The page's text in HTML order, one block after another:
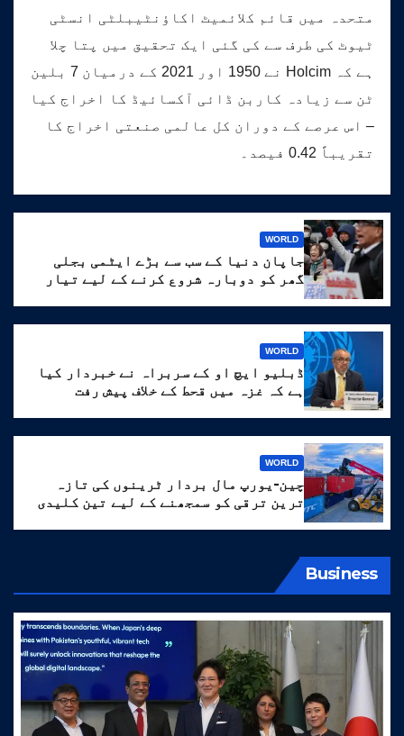
متحدہ میں قائم کلائمیٹ اکاؤنٹیبلٹی انسٹی
ٹیوٹ کی طرف سے کی گئی ایک تحقیق میں پتا چلا
ہے کہ Holcim نے 1950 اور 2021 کے درمیان 7 بلین
ٹن سے زیادہ کاربن ڈائی آکسائیڈ کا اخراج کیا
– اس عرصے کے دوران کل عالمی صنعتی اخراج کا
تقریباً 0.42 فیصد۔
WORLD
جاپان دنیا کے سب سے بڑے ایٹمی بجلی
گھر کو دوبارہ شروع کرنے کے لیے تیار
WORLD
ڈبلیو ایچ او کے سربراہ نے خبردار کیا
ہے کہ غزہ میں قحط کے خلاف پیش رفت
WORLD
چین-یورپ مال بردار ٹرینوں کی تازہ
ترین ترقی کو سمجھنے کے لیے تین کلیدی
Business